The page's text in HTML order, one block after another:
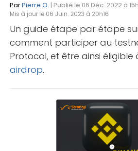
ParPierre O. | Publié le 06 Déc. 2022 à
Mis à jour le 06 Juin. 2023 à 20h16
Un guide étape par étape
comment participer au
Protocol, et être ainsi éligible
airdrop.